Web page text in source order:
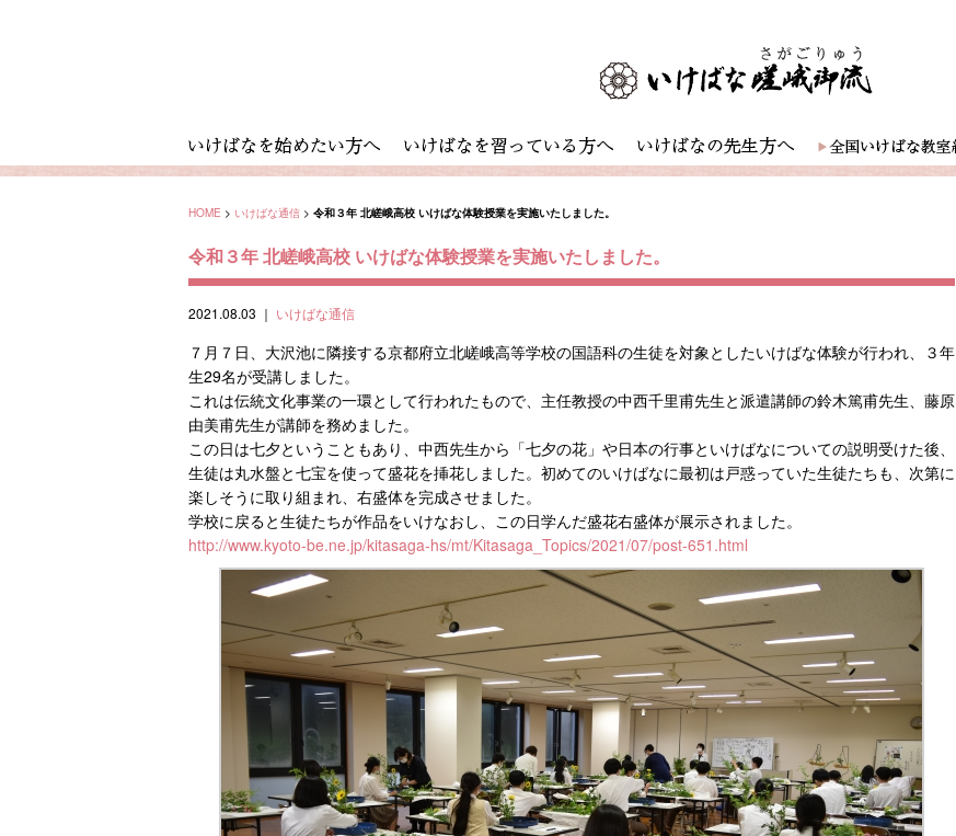
HOME > いけばな通信 > 令和３年 北嵯峨高校 いけばな体験授業を実施いたしました。
令和３年 北嵯峨高校 いけばな体験授業を実施いたしました。
2021.08.03 ｜ いけばな通信
７月７日、大沢池に隣接する京都府立北嵯峨高等学校の国語科の生徒を対象としたいけばな体験が行われ、３年
生29名が受講しました。
これは伝統文化事業の一環として行われたもので、主任教授の中西千里甫先生と派遣講師の鈴木篤甫先生、藤原
由美甫先生が講師を務めました。
この日は七夕ということもあり、中西先生から「七夕の花」や日本の行事といけばなについての説明受けた後、
生徒は丸水盤と七宝を使って盛花を挿花しました。初めてのいけばなに最初は戸惑っていた生徒たちも、次第に
楽しそうに取り組まれ、右盛体を完成させました。
学校に戻ると生徒たちが作品をいけなおし、この日学んだ盛花右盛体が展示されました。
http://www.kyoto-be.ne.jp/kitasaga-hs/mt/Kitasaga_Topics/2021/07/post-651.html